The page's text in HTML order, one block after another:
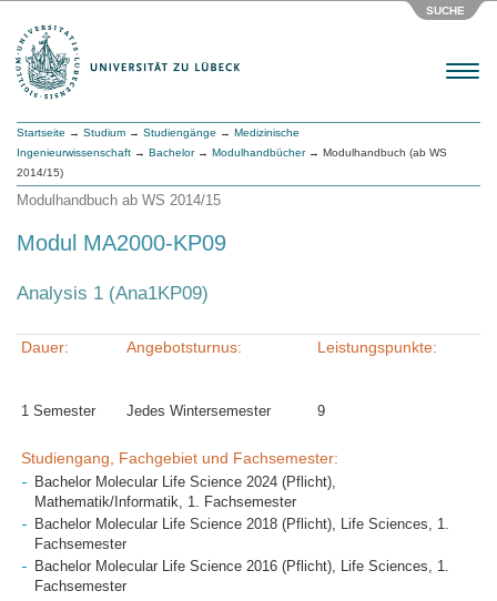
SUCHE
Menu
Startseite → Studium → Studiengänge → Medizinische
Ingenieurwissenschaft → Bachelor→ Modulhandbücher→ Modulhandbuch (ab WS
2014/15)
Modulhandbuch ab WS 2014/15
Modul MA2000-KP09
Analysis 1 (Ana1KP09)
Dauer:
1 Semester
Angebotsturnus:
Jedes Wintersemester
Leistungspunkte:
9
Studiengang, Fachgebiet und Fachsemester:
Bachelor Molecular Life Science 2024 (Pflicht),
Mathematik/Informatik, 1. Fachsemester
Bachelor Molecular Life Science 2018 (Pflicht), Life Sciences, 1.
Fachsemester
Bachelor Molecular Life Science 2016 (Pflicht), Life Sciences, 1.
Fachsemester